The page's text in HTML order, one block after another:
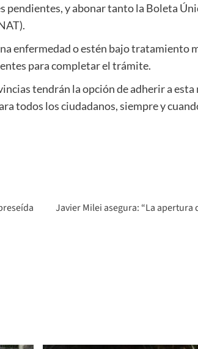
y abonar tanto la Boleta
enfermedad o estén bajo tratamiento
para completar el trámite.
tendrán la opción de adherir a
todos los ciudadanos, siempre y
Javier Milei asegura: “La apertura